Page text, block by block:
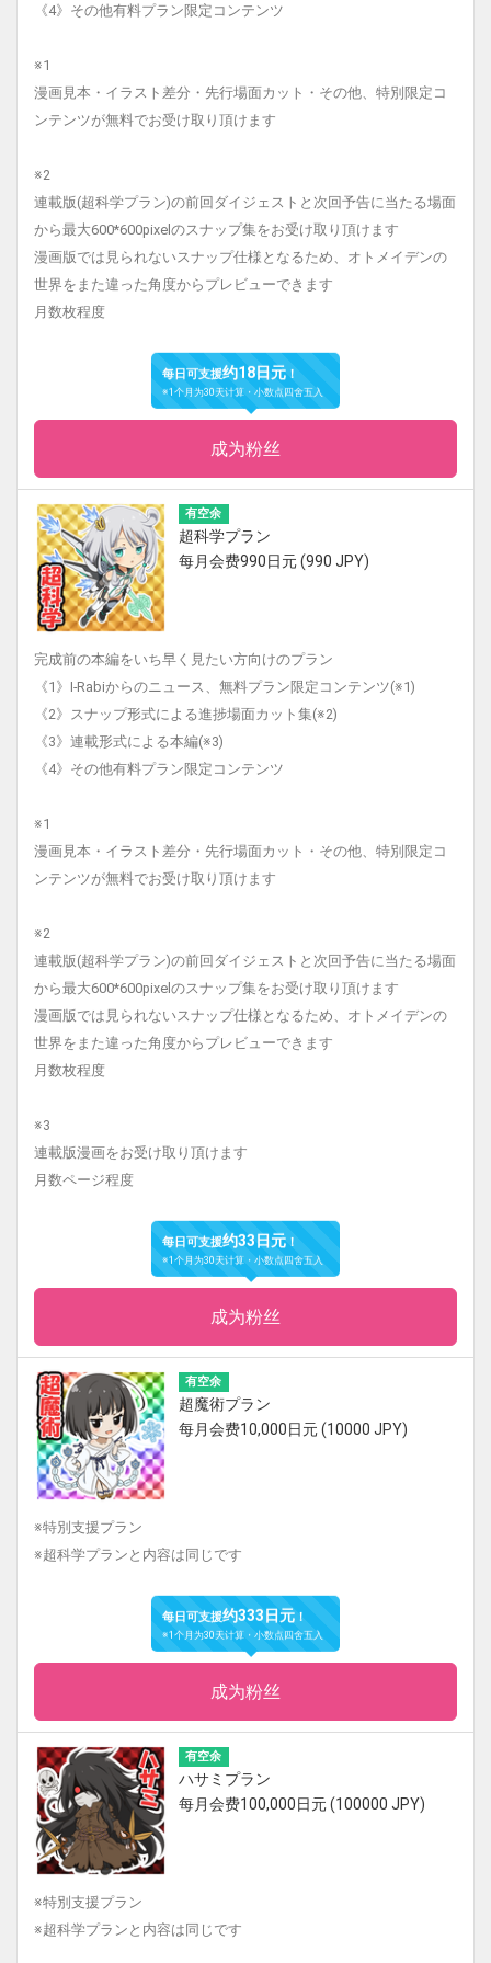
《4》その他有料プラン限定コンテンツ
※1
漫画見本・イラスト差分・先行場面カット・その他、特別限定コ
ンテンツが無料でお受け取り頂けます
※2
連載版(超科学プラン)の前回ダイジェストと次回予告に当たる場面
から最大600*600pixelのスナップ集をお受け取り頂けます
漫画版では見られないスナップ仕様となるため、オトメイデンの
世界をまた違った角度からプレビューできます
月数枚程度
每日可支援约18日元 ！
※1个月为30天计算・小数点四舍五入
成为粉丝
有空余
超科学プラン
每月会费990日元 (990 JPY)
完成前の本編をいち早く見たい方向けのプラン
《1》I-Rabiからのニュース、無料プラン限定コンテンツ(※1)
《2》スナップ形式による進捗場面カット集(※2)
《3》連載形式による本編(※3)
《4》その他有料プラン限定コンテンツ
※1
漫画見本・イラスト差分・先行場面カット・その他、特別限定コ
ンテンツが無料でお受け取り頂けます
※2
連載版(超科学プラン)の前回ダイジェストと次回予告に当たる場面
から最大600*600pixelのスナップ集をお受け取り頂けます
漫画版では見られないスナップ仕様となるため、オトメイデンの
世界をまた違った角度からプレビューできます
月数枚程度
※3
連載版漫画をお受け取り頂けます
月数ページ程度
每日可支援约33日元 ！
※1个月为30天计算・小数点四舍五入
成为粉丝
有空余
超魔術プラン
每月会费10,000日元 (10000 JPY)
※特別支援プラン
※超科学プランと内容は同じです
每日可支援约333日元！
※1个月为30天计算・小数点四舍五入
成为粉丝
有空余
ハサミプラン
每月会费100,000日元 (100000 JPY)
※特別支援プラン
※超科学プランと内容は同じです